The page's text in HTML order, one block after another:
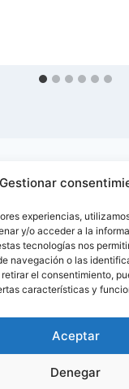
Gestionar
experiencias,
y/o acceder a la
tecnologías nos
navegación o las
el consentimiento,
características y
Aceptar
Denegar
Inicio
de